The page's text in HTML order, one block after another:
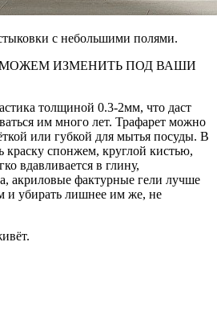
с небольшими полями.
ИЗМЕНИТЬ ПОД ВАШИ
толщиной 0.3-2мм, что даст
им много лет. Трафарет можно
или губкой для мытья посуды. В
краску спонжем, круглой кистью,
вдавливается в глину,
акриловые фактурные гели лучше
и убирать лишнее им же, не